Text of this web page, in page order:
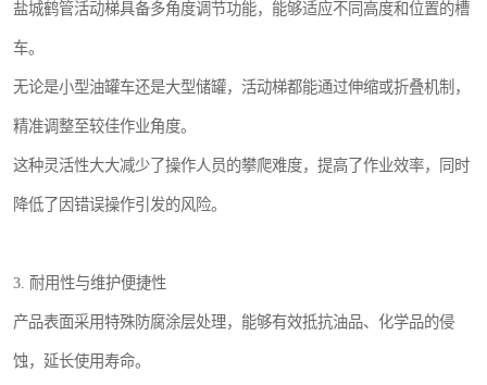
盐城鹤管活动梯具备多角度调节功能，能够适应不同高度和位置的槽
车。
无论是小型油罐车还是大型储罐，活动梯都能通过伸缩或折叠机制，
精准调整至较佳作业角度。
这种灵活性大大减少了操作人员的攀爬难度，提高了作业效率，同时
降低了因错误操作引发的风险。
3. 耐用性与维护便捷性
产品表面采用特殊防腐涂层处理，能够有效抵抗油品、化学品的侵
蚀，延长使用寿命。